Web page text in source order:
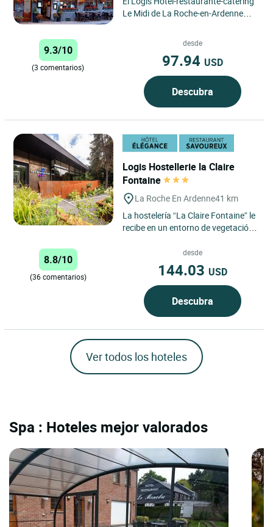
Le Midi de La Roche-en-Ardenne
9.3/10
(3 comentarios)
desde
97.94 USD
Descubra
Logis Hostellerie la Claire
Fontaine
La Roche En Ardenne41 km
La hostelería “La Claire Fontaine” le
recibe en un entorno de vegetación
8.8/10
(36 comentarios)
desde
144.03 USD
Descubra
Ver todos los hoteles
Spa : Hoteles mejor valorados